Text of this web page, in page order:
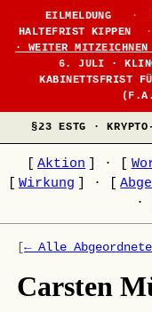
EILMELDUNG ·
HALTEFRIST KIPPEN
·
· WEITER
6. JULI ·
KABINETTSFRIST
§23 ESTG ·
Aktion ·
Wirkung ·
·
[← Alle
Carsten